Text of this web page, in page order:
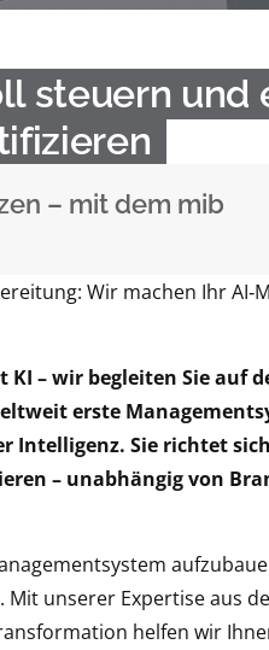
steuern und
– mit dem mib
Wir machen Ihr
– wir begleiten Sie auf
erste
Sie richtet
– unabhängig von
unserer Expertise aus
helfen wir